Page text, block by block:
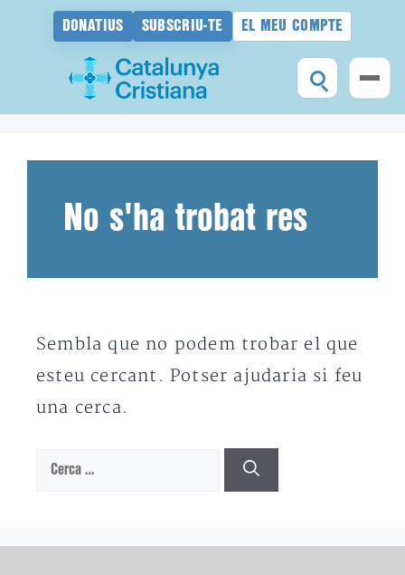
DONATIUS SUBSCRIU-TE EL MEU COMPTE
No s'ha trobat res
Sembla que no podem trobar el que
esteu cercant. Potser ajudaria si feu
una cerca.
Cerca: